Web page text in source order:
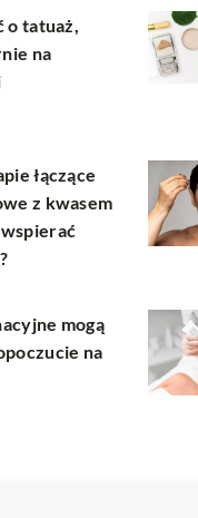
o tatuaż,
na
łączące
z kwasem
mogą
na